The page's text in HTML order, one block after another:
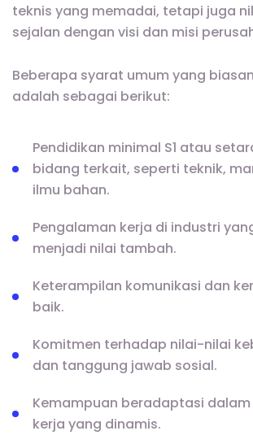
teknis yang memadai, tetapi juga
sejalan dengan visi dan misi
Beberapa syarat umum yang
adalah sebagai berikut:
Pendidikan minimal S1 atau
bidang terkait, seperti teknik,
ilmu bahan.
Pengalaman kerja di industri
menjadi nilai tambah.
Keterampilan komunikasi dan
baik.
Komitmen terhadap nilai-nilai
dan tanggung jawab sosial.
Kemampuan beradaptasi
kerja yang dinamis.